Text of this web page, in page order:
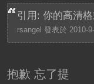
引用: 你的高清
rsangel 發表於 2010-
抱歉 忘了提